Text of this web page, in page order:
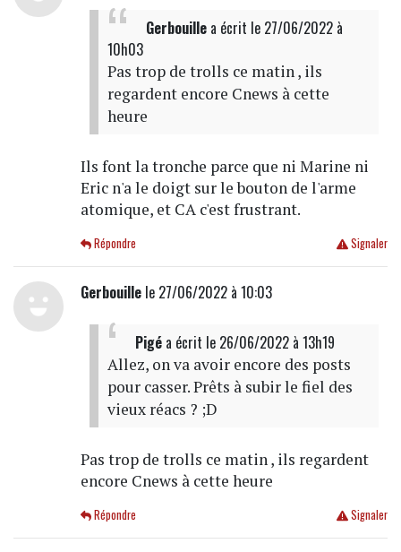
Gerbouillea écrit le 27/06/2022 à
10h03
Pas trop de trolls ce matin , ils
regardent encore Cnews à cette
heure
Ils font la tronche parce que ni Marine ni
Eric n'a le doigt sur le bouton de l'arme
atomique, et CA c'est frustrant.
Signaler
Répondre
Gerbouillele 27/06/2022 à 10:03
Pigéa écrit le 26/06/2022 à 13h19
Allez, on va avoir encore des posts
pour casser. Prêts à subir le fiel des
vieux réacs ? ;D
Pas trop de trolls ce matin , ils regardent
encore Cnews à cette heure
Signaler
Répondre